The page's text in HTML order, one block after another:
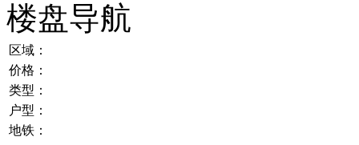
楼盘导航
区域：
价格：
类型：
户型：
地铁：